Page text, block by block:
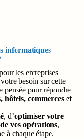
informatiques
les entreprises
besoin sur cette
pensée pour répondre
hôtels, commerces et
, d’optimiser votre
vos opérations,
à chaque étape.